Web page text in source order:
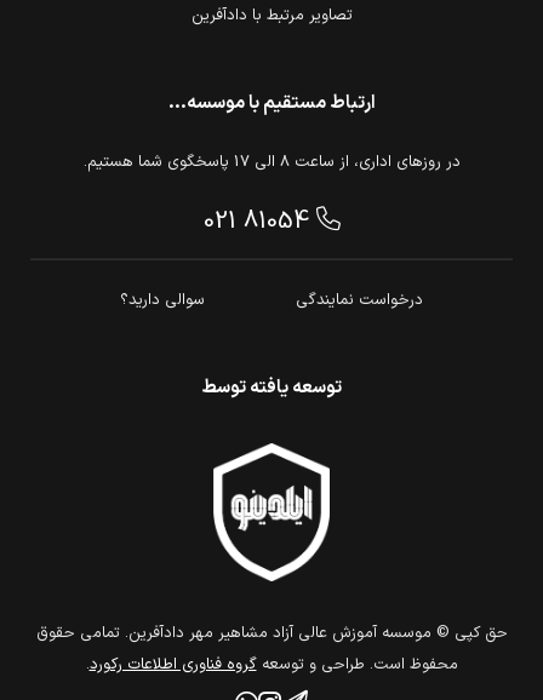
ارتباط مستقیم با موسسه...
در روزهای اداری، از ساعت 8 الی 17 پاسخگوی شما هستیم.
021 81054
درخواست نمایندگی سوالی دارید؟
تصاویر مرتبط با دادآفرین
توسعه یافته توسط
حق كپي © موسسه آموزش عالی آزاد مشاهیر مهر دادآفرین. تمامي حقوق
محفوظ است. طراحي و توسعهگروه فناوري اطلاعات ركورد.